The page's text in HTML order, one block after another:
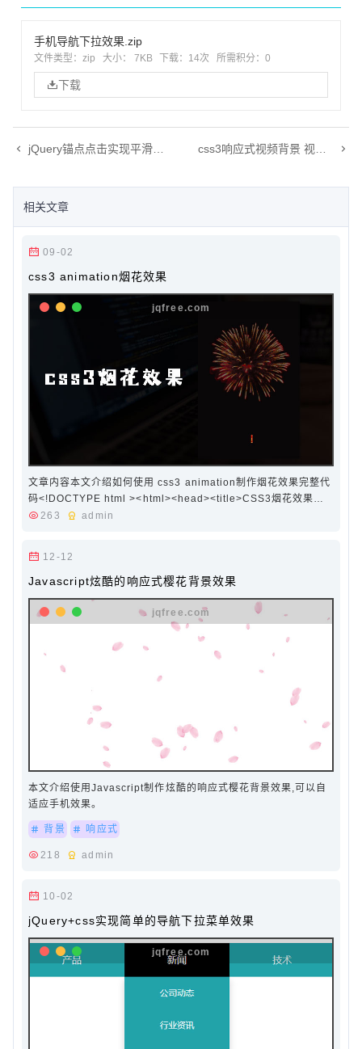
手机导航下拉效果.zip
文件类型：zip 大小： 7KB 下载： 14次 所需积分：0
下载
jQuery锚点点击实现平滑滚动功能
相关文章
09-02
css3 animation烟花效果
文章内容本文介绍如何使用 css3 animation制作烟花效果完整代
码<!DOCTYPE html ><html><head><title>CSS3烟花效果
</title><style>body {background-color: #090708; }.fireBox
263 admin
12-12
Javascript炫酷的响应式樱花背景效果
本文介绍使用Javascript制作炫酷的响应式樱花背景效果,可以自
适应手机效果。
背景 响应式
218 admin
10-02
jQuery+css实现简单的导航下拉菜单效果